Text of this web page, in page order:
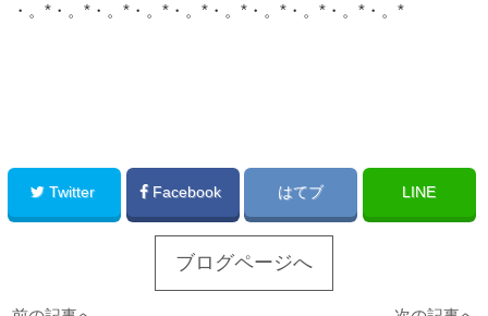
・。*・。*・。*・。*・。*・。*・。*・。*・。*・。*
Twitter Facebook はてブ LINE
ブログページへ